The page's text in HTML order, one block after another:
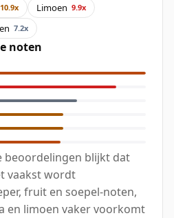
10.9x Limoen 9.9x
7.2x
noten
beoordelingen blijkt dat
vaakst wordt
fruit en soepel-noten,
en limoen vaker voorkomt